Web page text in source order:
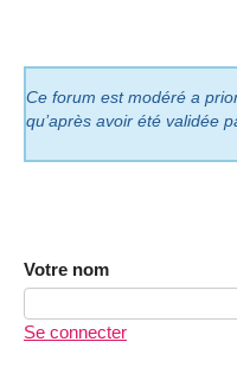
Ce forum est modéré a
qu’après avoir été validée
Votre nom
Se connecter